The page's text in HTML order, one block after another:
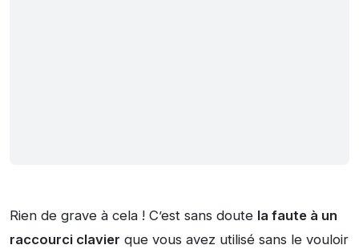
Rien de grave à cela ! C’est sans doute la faute à un
raccourci clavier que vous avez utilisé sans le vouloir